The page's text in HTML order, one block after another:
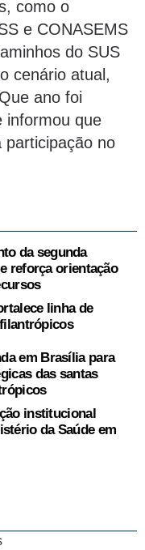
como o
e CONASEMS
do SUS
cenário atual,
ano foi
informou que
participação no
da segunda
reforça orientação
linha de
em Brasília para
das santas
institucional
da Saúde em